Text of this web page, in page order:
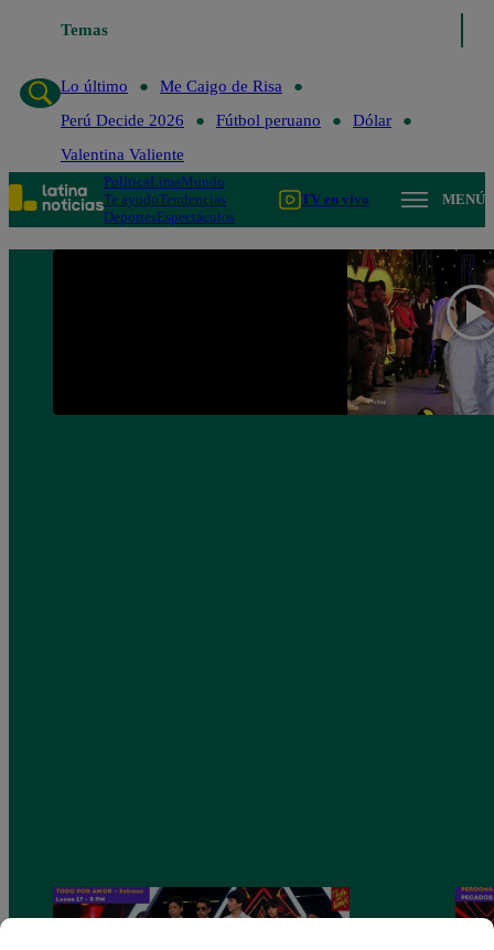
Temas
Lo último
Lo último
Me Caigo de Risa
Perú Decide 2026
Fútbol peruano
Dólar
Valentina Valiente
PolíticaLimaMundo
Te ayudoTendencias
DeportesEspectáculos
TV en vivo MENÚ